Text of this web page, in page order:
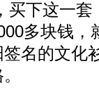
买下这一
多块钱，
名的文化